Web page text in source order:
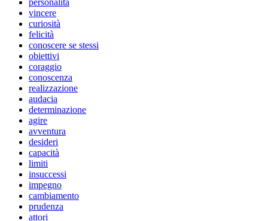
vincere
curiosità
felicità
conoscere se stessi
obiettivi
coraggio
conoscenza
realizzazione
audacia
determinazione
agire
avventura
desideri
capacità
limiti
insuccessi
impegno
cambiamento
prudenza
attori